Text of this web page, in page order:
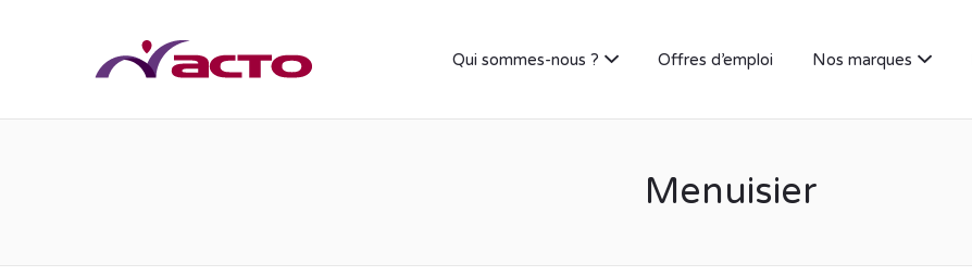
Qui sommes-nous ? Offres d’emploi Nos marques
Menuisier